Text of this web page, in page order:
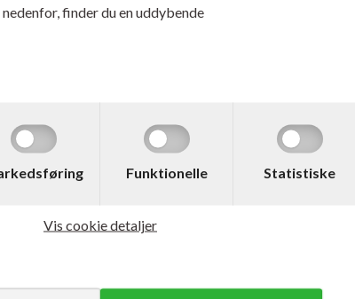
finder du en uddybende
Funktionelle Statistiske
Vis cookie detaljer